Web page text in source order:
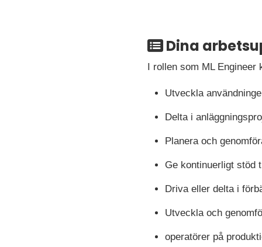
Dina
I rollen som ML
Utveckla
Delta i
Planera och
Ge kontinuerligt stöd
Driva eller delta i
Utveckla och
operatörer på